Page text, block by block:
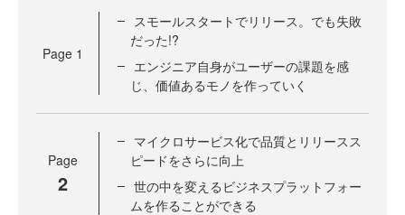
Page 1
スモールスタートでリリース。でも失敗
だった!?
エンジニア自身がユーザーの課題を感
じ、価値あるモノを作っていく
Page
2
マイクロサービス化で品質とリリースス
ピードをさらに向上
世の中を変えるビジネスプラットフォー
ムを作ることができる